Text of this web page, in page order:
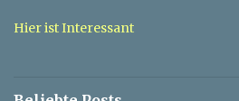
a
Hier ist Interessant